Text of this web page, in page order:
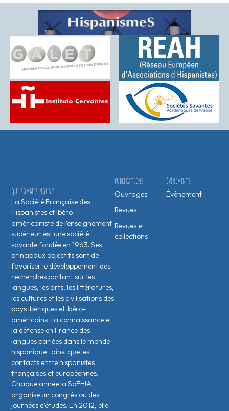
ÉVÉNEMENTS
Évènement
PUBLICATIONS
Ouvrages
Revues
Revues et
collections
QUI SOMMES-NOUS ?
La Société Française des
Hispanistes et Ibéro-
américaniste de l’enseignement
supérieur est une société
savante fondée en 1963. Ses
principaux objectifs sont de
favoriser le développement des
recherches portant sur les
langues, les arts, les littératures,
les cultures et les civilisations des
pays ibériques et ibéro-
américains ; la connaissance et
la défense en France des
langues parlées dans le monde
hispanique ; ainsi que les
contacts entre hispanistes
français·es et européen·nes.
Chaque année la SoFHIA
organise un congrès ou des
journées d’études. En 2012, elle